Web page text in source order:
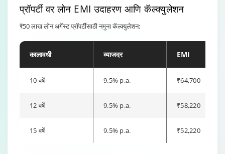
प्रॉपर्टी वर लोन EMIउदाहरण आणि कॅल्क्युलेशन
₹50 लाख लोन अगेंस्ट प्रॉपर्टीसाठी नमुना कॅल्क्युलेशन:
कालावधी व्याजदर EMI
10 वर्षे 9.5% p.a. ₹64,700
12 वर्षे 9.5% p.a. ₹58,220
15 वर्षे 9.5% p.a. ₹52,220